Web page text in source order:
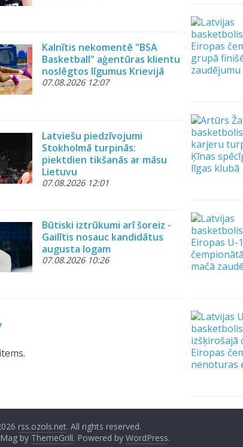
Kalnītis nekomentē "BSA
Basketball" aģentūras klientu
noslēgtos līgumus Krievijā
07.08.2026 12:07
Latviešu piedzīvojumi
Stokholmā turpinās:
piektdien tikšanās ar māsu
Lietuvu
07.08.2026 12:01
Būtiski iztrūkumi arī šoreiz -
Gailītis nosauc kandidātus
augusta logam
07.08.2026 10:26
rss.ozols.net. All rights reserved.
by ThemeGrill. Powered by WordPress.